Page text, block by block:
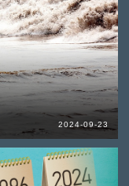
2024-09-23